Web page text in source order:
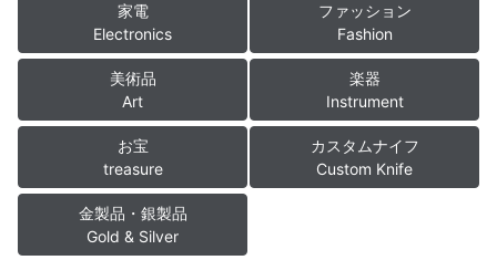
家電
Electronics
ファッション
Fashion
美術品
Art
楽器
Instrument
お宝
treasure
カスタムナイフ
Custom Knife
金製品・銀製品
Gold & Silver